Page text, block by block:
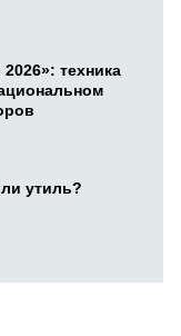
техника
утиль?